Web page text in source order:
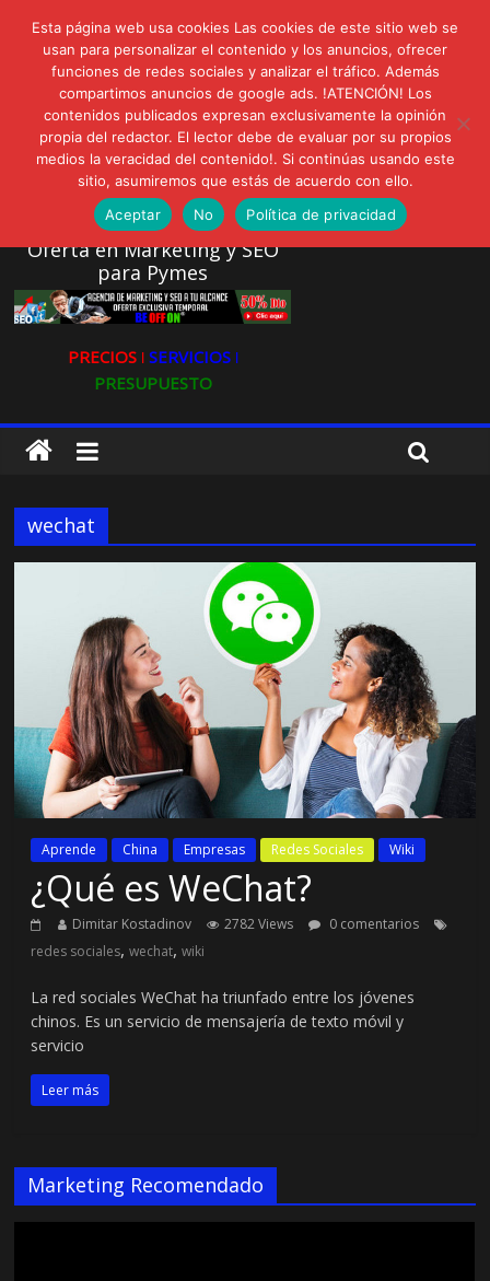
lunes, agosto 3, 2026
Novedades:
AVISPEX PLUS FORTE Bioeffitech y Protección natural sin
dañar el entorno
LIVAM estrena Agua de Sal
Ultravioleta Radio, Cómo una radio sin fines comerciales
conquistó a miles de oyentes
IA: Su importancia en las redes sociales
Gravatar: Tu Huella Digital en las Redes Sociales
Oferta en Marketing y SEO
para Pymes
PRECIOS ǀ SERVICIOS ǀ
PRESUPUESTO
wechat
Aprende China Empresas Redes Sociales Wiki
¿Qué es WeChat?
Dimitar Kostadinov 2782 Views
0 comentarios
redes sociales,wechat,wiki
La red sociales WeChat ha triunfado entre los jóvenes
chinos. Es un servicio de mensajería de texto móvil y
servicio
Leer más
Marketing Recomendado
Esta página web usa cookies Las cookies de este sitio web se
usan para personalizar el contenido y los anuncios, ofrecer
funciones de redes sociales y analizar el tráfico. Además
compartimos anuncios de google ads. !ATENCIÓN! Los
contenidos publicados expresan exclusivamente la opinión
propia del redactor. El lector debe de evaluar por su propios
medios la veracidad del contenido!. Si continúas usando este
sitio, asumiremos que estás de acuerdo con ello.
Aceptar
No Política de privacidad